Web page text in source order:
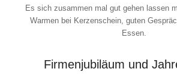
Es sich zusammen mal gut gehen lassen
Warmen bei Kerzenschein, guten
Essen.
Firmenjubiläum und